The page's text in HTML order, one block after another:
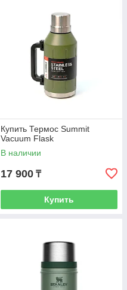
Купить Термос Summit
Vacuum Flask
В наличии
17 900 ₸
Купить